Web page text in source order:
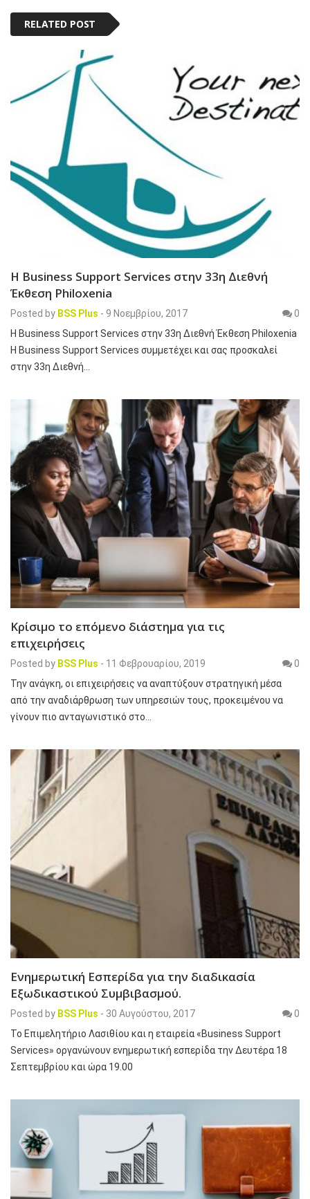
RELATED POST
Η Business Support Services στην 33η Διεθνή
Έκθεση Philoxenia
Posted by BSS Plus - 9 Νοεμβρίου, 2017
0
Η Business Support Services στην 33η Διεθνή Έκθεση Philoxenia
Η Business Support Services συμμετέχει και σας προσκαλεί
στην 33η Διεθνή…
Κρίσιμο το επόμενο διάστημα για τις
επιχειρήσεις
Posted by BSS Plus - 11 Φεβρουαρίου, 2019
0
Την ανάγκη, οι επιχειρήσεις να αναπτύξουν στρατηγική μέσα
από την αναδιάρθρωση των υπηρεσιών τους, προκειμένου να
γίνουν πιο ανταγωνιστικό στο…
Ενημερωτική Εσπερίδα για την διαδικασία
Εξωδικαστικού Συμβιβασμού.
Posted by BSS Plus - 30 Αυγούστου, 2017
0
Το Επιμελητήριο Λασιθίου και η εταιρεία «Business Support
Services» οργανώνουν ενημερωτική εσπερίδα την Δευτέρα 18
Σεπτεμβρίου και ώρα 19.00